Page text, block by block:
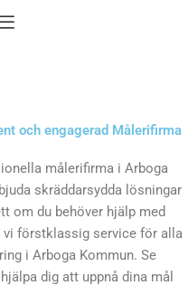
och engagerad Målerifirma
målerifirma i Arboga
skräddarsydda lösningar
om du behöver hjälp med
vi förstklassig service för alla
i Arboga Kommun. Se
dig att uppnå dina mål